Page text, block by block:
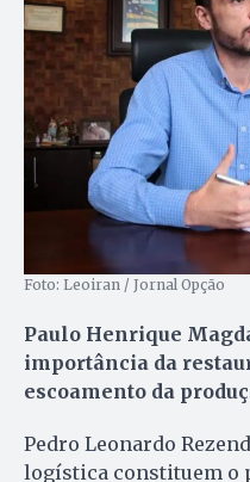
Foto: Leoiran / Jornal Opção
Paulo Henrique
importância da
escoamento da
Pedro Leonardo
logística constituem o